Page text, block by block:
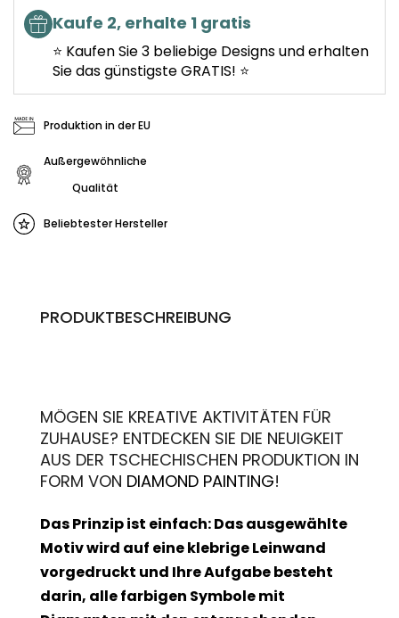
Kaufe 2, erhalte 1 gratis
⭐ Kaufen Sie 3 beliebige Designs und erhalten
Sie das günstigste GRATIS! ⭐
Produktion in der EU
Außergewöhnliche
Qualität
Beliebtester Hersteller
PRODUKTBESCHREIBUNG
MÖGEN SIE KREATIVE AKTIVITÄTEN FÜR
ZUHAUSE? ENTDECKEN SIE DIE NEUIGKEIT
AUS DER TSCHECHISCHEN PRODUKTION IN
FORM VON DIAMOND PAINTING!
Das Prinzip ist einfach: Das ausgewählte
Motiv wird auf eine klebrige Leinwand
vorgedruckt und Ihre Aufgabe besteht
darin, alle farbigen Symbole mit